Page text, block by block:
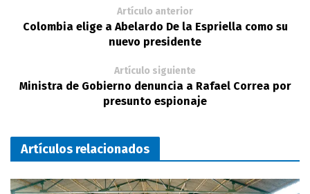
Artículo anterior
Colombia elige a Abelardo De la Espriella como su
nuevo presidente
Artículo siguiente
Ministra de Gobierno denuncia a Rafael Correa por
presunto espionaje
Artículos relacionados